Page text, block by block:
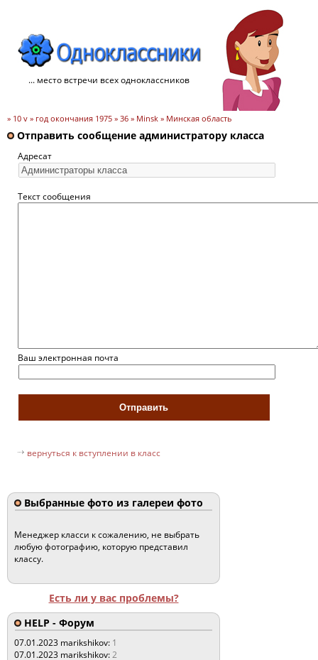
... место встречи всех одноклассников
» 10 v » год окончания 1975 » 36 » Minsk » Минская область
Отправить сообщение администратору класса
Адресат
Текст сообщения
Ваш электронная почта
вернуться к вступлении в класс
Выбранные фото из галереи фото
Менеджер класси к сожалению, не выбрать
любую фотографию, которую представил
классу.
Есть ли у вас проблемы?
HELP - Форум
07.01.2023 marikshikov: 1
07.01.2023 marikshikov:2